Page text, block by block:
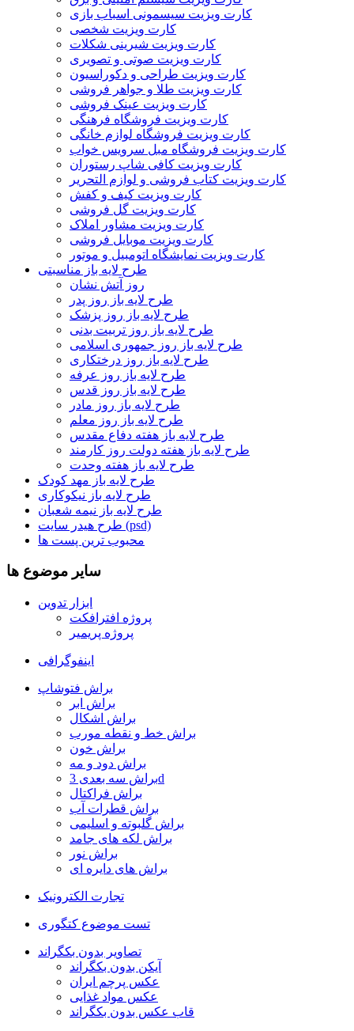
کارت ویزیت سیسمونی اسباب بازی
کارت ویزیت شخصی
کارت ویزیت شیرینی شکلات
کارت ویزیت صوتی و تصویری
کارت ویزیت طراحی و دکوراسیون
کارت ویزیت طلا و جواهر فروشی
کارت ویزیت عینک فروشی
کارت ویزیت فروشگاه فرهنگی
کارت ویزیت فروشگاه لوازم خانگی
کارت ویزیت فروشگاه مبل سرویس خواب
کارت ویزیت کافی شاپ رستوران
کارت ویزیت کتاب فروشی و لوازم التحریر
کارت ویزیت کیف و کفش
کارت ویزیت گل فروشی
کارت ویزیت مشاور املاک
کارت ویزیت موبایل فروشی
کارت ویزیت نمایشگاه اتومبیل و موتور
طرح لایه باز مناسبتی
روز آتش نشان
طرح لایه باز روز پدر
طرح لایه باز روز پزشک
طرح لایه باز روز تربیت بدنی
طرح لایه باز روز جمهوری اسلامی
طرح لایه باز روز درختکاری
طرح لایه باز روز عرفه
طرح لایه باز روز قدس
طرح لایه باز روز مادر
طرح لایه باز روز معلم
طرح لایه باز هفته دفاع مقدس
طرح لایه باز هفته دولت روز کارمند
طرح لایه باز هفته وحدت
طرح لایه باز مهد کودک
طرح لایه باز نیکوکاری
طرح لایه باز نیمه شعبان
طرح هیدر سایت (psd)
محبوب ترین پست ها
سایر موضوع ها
ابزار تدوین
پروژه افترافکت
پروژه پریمیر
اینفوگرافی
براش فتوشاپ
براش ابر
براش اشکال
براش خط و نقطه مورب
براش خون
براش دود و مه
براش سه بعدی 3d
براش فراکتال
براش قطرات آب
براش گلبوته و اسلیمی
براش لکه های جامد
براش نور
براش های دایره ای
تجارت الکترونیک
تست موضوع کتگوری
تصاویر بدون بکگراند
آیکن بدون بکگراند
عکس پرچم ایران
عکس مواد غذایی
قاب عکس بدون بکگراند